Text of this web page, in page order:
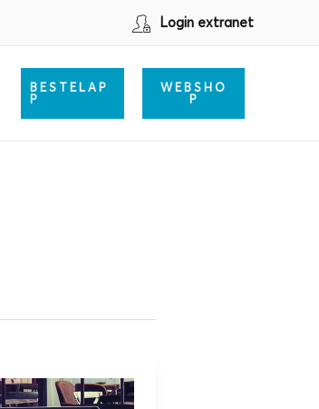
Login extranet
BESTELAP
P
WEBSHO
P